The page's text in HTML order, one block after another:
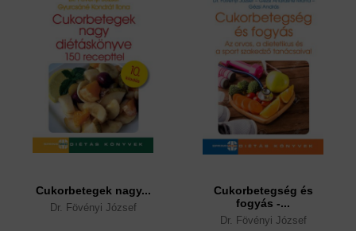
Cukorbetegek nagy...
Dr. Fövényi József
Cukorbetegség és
fogyás -...
Dr. Fövényi József